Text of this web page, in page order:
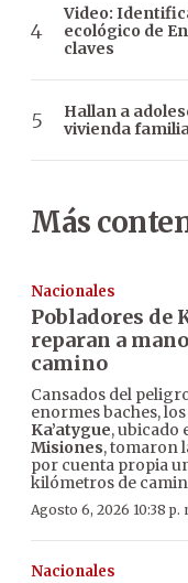
Video:
ecológico de
claves
Hallan a
vivienda
Más
Nacionales
Pobladores de
reparan a
camino
Cansados del
enormes baches,
Ka’atygue, ubicado
Misiones, tomaron
por cuenta propia
kilómetros de
Agosto 6, 2026 10:38 p.
Nacionales